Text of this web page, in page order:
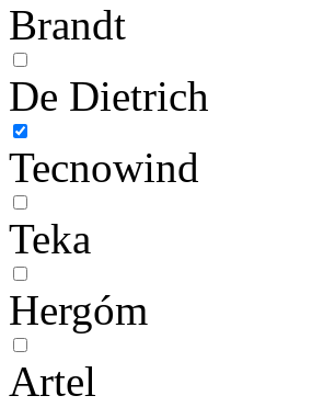
Brandt
De Dietrich
Tecnowind
Teka
Hergóm
Artel